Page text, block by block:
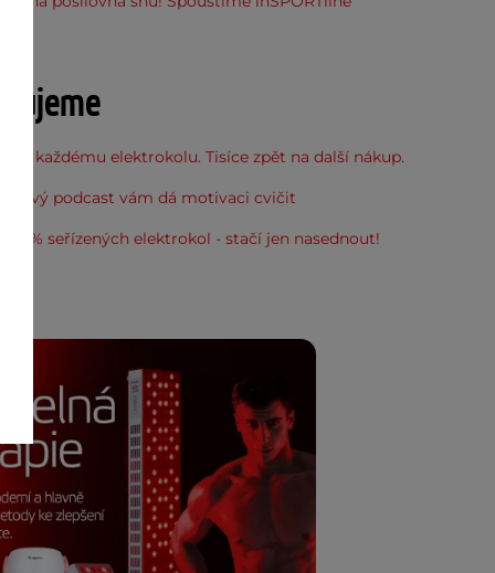
ke každému elektrokolu. Tisíce zpět na další nákup.
Nový podcast vám dá motivaci cvičit
seřízených elektrokol - stačí jen nasednout!